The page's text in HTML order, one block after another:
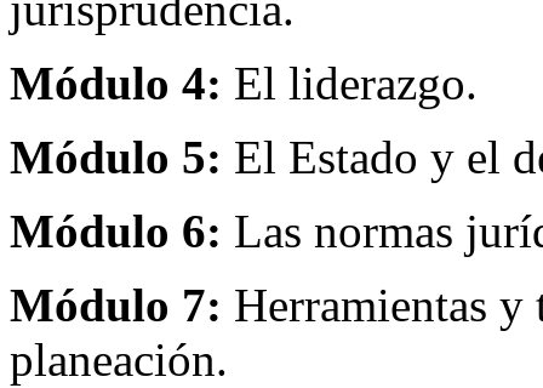
Módulo 4: El liderazgo.
Módulo 5: El Estado y el
Módulo 6: Las normas
Módulo 7: Herramientas y
planeación.